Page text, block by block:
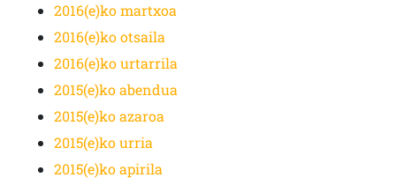
2016(e)ko martxoa
2016(e)ko otsaila
2016(e)ko urtarrila
2015(e)ko abendua
2015(e)ko azaroa
2015(e)ko urria
2015(e)ko apirila